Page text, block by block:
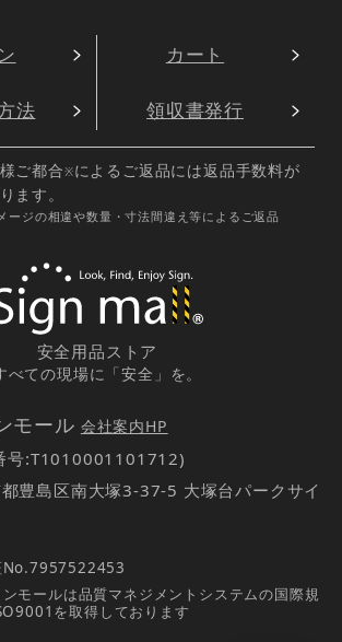
カート
法 領収書発行
ご都合※によるご返品には返品手数料が
ます。
ージの相違や数量・寸法間違え等によるご返品
安全用品ストア
べての現場に「安全」を。
モール 会社案内HP
号:T1010001101712)
豊島区南大塚3-37-5 大塚台パークサイ
7957522453
モールは品質マネジメントシステムの国際規
を取得しております